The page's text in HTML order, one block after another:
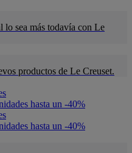
lo sea más todavía con Le
productos de Le Creuset.
hasta un -40%
hasta un -40%